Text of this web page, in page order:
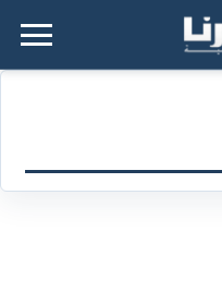
القائمة الرئيسية